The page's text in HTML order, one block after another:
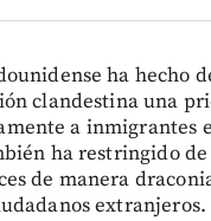
ha hecho
clandestina una
a inmigrantes
ha restringido
de manera
extranjeros.